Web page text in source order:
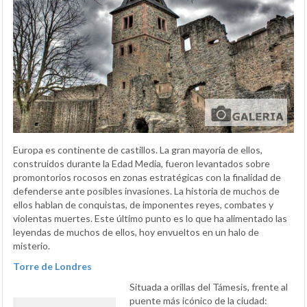
Europa es continente de castillos. La gran mayoría de ellos,
construidos durante la Edad Media, fueron levantados sobre
promontorios rocosos en zonas estratégicas con la finalidad de
defenderse ante posibles invasiones. La historia de muchos de
ellos hablan de conquistas, de imponentes reyes, combates y
violentas muertes. Este último punto es lo que ha alimentado las
leyendas de muchos de ellos, hoy envueltos en un halo de
misterio.
Torre de Londres
Situada a orillas del Támesis, frente al
puente más icónico de la ciudad: